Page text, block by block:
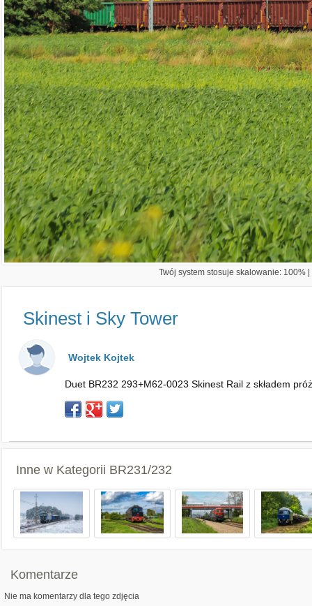
Twój system stosuje skalowanie: 100%
Skinest i Sky Tower
Wojtek Kojtek
Duet BR232 293+M62-0023 Skinest Rail z składem
Inne w Kategorii BR231/232
Komentarze
Nie ma komentarzy dla tego zdjęcia